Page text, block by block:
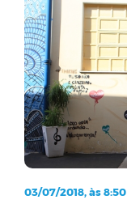
03/07/2018, às 8:50